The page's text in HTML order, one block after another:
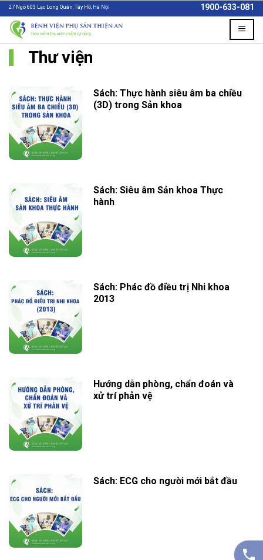
Skip
content
27 Ngõ 603 Lạc Long Quân, Tây Hồ, Hà Nội 1900-633-081
Thư viện
Sách: Thực hành siêu âm ba chiều
(3D) trong Sản khoa
Sách: Siêu âm Sản khoa Thực
hành
Sách: Phác đồ điều trị Nhi khoa
2013
Hướng dẫn phòng, chẩn đoán và
xử trí phản vệ
Sách: ECG cho người mới bắt đầu